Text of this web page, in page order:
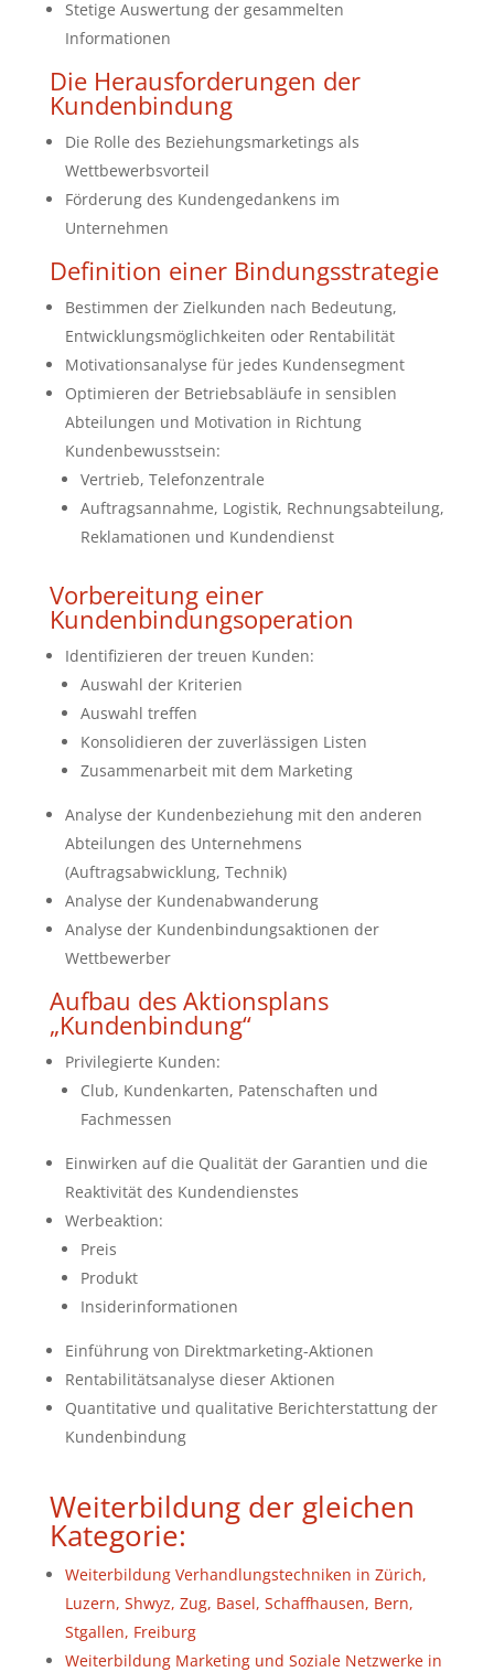
Stetige Auswertung der gesammelten
Informationen
Die Herausforderungen der
Kundenbindung
Die Rolle des Beziehungsmarketings als
Wettbewerbsvorteil
Förderung des Kundengedankens im
Unternehmen
Definition einer Bindungsstrategie
Bestimmen der Zielkunden nach Bedeutung,
Entwicklungsmöglichkeiten oder Rentabilität
Motivationsanalyse für jedes Kundensegment
Optimieren der Betriebsabläufe in sensiblen
Abteilungen und Motivation in Richtung
Kundenbewusstsein:
Vertrieb, Telefonzentrale
Auftragsannahme, Logistik, Rechnungsabteilung,
Reklamationen und Kundendienst
Vorbereitung einer
Kundenbindungsoperation
Identifizieren der treuen Kunden:
Auswahl der Kriterien
Auswahl treffen
Konsolidieren der zuverlässigen Listen
Zusammenarbeit mit dem Marketing
Analyse der Kundenbeziehung mit den anderen
Abteilungen des Unternehmens
(Auftragsabwicklung, Technik)
Analyse der Kundenabwanderung
Analyse der Kundenbindungsaktionen der
Wettbewerber
Aufbau des Aktionsplans
„Kundenbindung“
Privilegierte Kunden:
Club, Kundenkarten, Patenschaften und
Fachmessen
Einwirken auf die Qualität der Garantien und die
Reaktivität des Kundendienstes
Werbeaktion:
Preis
Produkt
Insiderinformationen
Einführung von Direktmarketing-Aktionen
Rentabilitätsanalyse dieser Aktionen
Quantitative und qualitative Berichterstattung der
Kundenbindung
Weiterbildung der gleichen
Kategorie:
Weiterbildung Verhandlungstechniken in Zürich,
Luzern, Shwyz, Zug, Basel, Schaffhausen, Bern,
Stgallen, Freiburg
Weiterbildung Marketing und Soziale Netzwerke in